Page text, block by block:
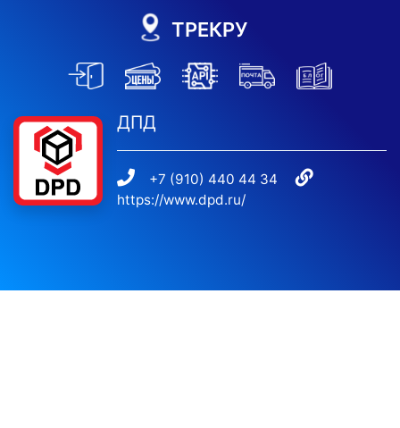
ТРЕКРУ
ДПД
+7 (910) 440 44 34
https://www.dpd.ru/